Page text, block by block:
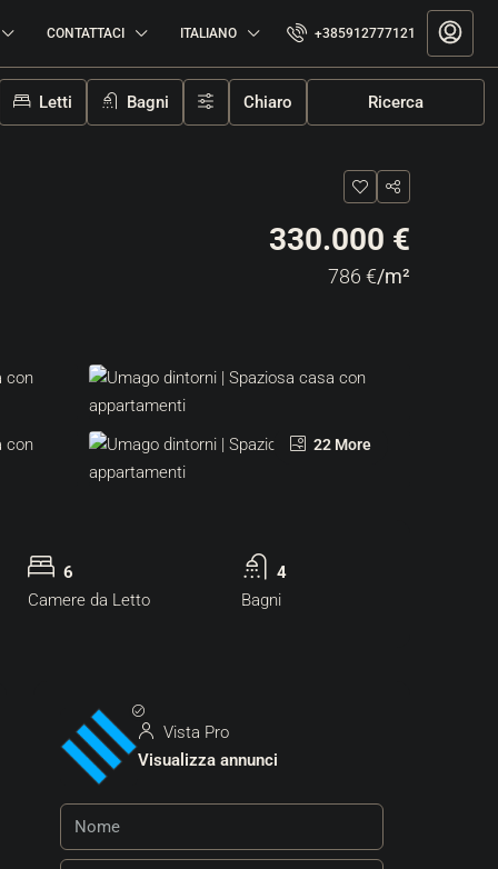
CONTATTACI ITALIANO +385912777121
Letti Bagni Chiaro Ricerca
330.000 €
786 €/m²
22 More
6
Camere da Letto
4
Bagni
Vista Pro
Visualizza annunci